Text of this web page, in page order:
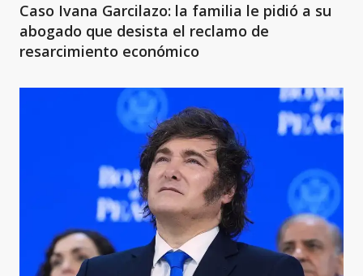
Caso Ivana Garcilazo: la familia le pidió a su
abogado que desista el reclamo de
resarcimiento económico